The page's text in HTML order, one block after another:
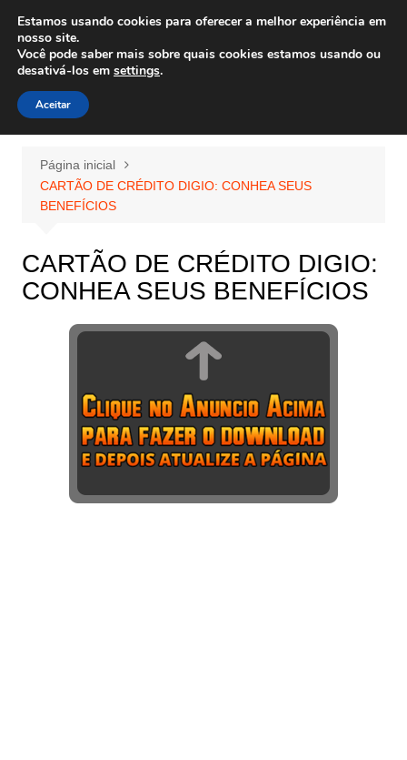
para
conteúdo
Wiley Wales
corais algas e vida marinha
Página inicial
CARTÃO DE CRÉDITO DIGIO: CONHEA SEUS
BENEFÍCIOS
CARTÃO DE CRÉDITO DIGIO:
CONHEA SEUS BENEFÍCIOS
Estamos usando cookies para oferecer a melhor experiência em
nosso site.
Você pode saber mais sobre quais cookies estamos usando ou
desativá-los em settings.
Aceitar